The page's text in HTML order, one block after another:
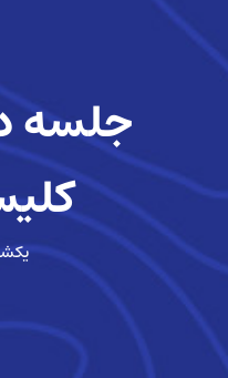
جلسه
یکشنبه